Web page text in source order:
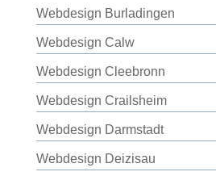
Webdesign Burladingen
Webdesign Calw
Webdesign Cleebronn
Webdesign Crailsheim
Webdesign Darmstadt
Webdesign Deizisau